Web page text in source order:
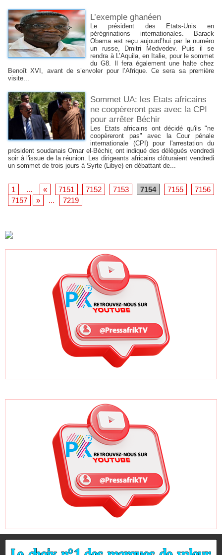
L’exemple ghanéen
Le président des Etats-Unis en
pérégrinations internationales. Barack
Obama est reçu aujourd’hui par le numéro
un russe, Dmitri Medvedev. Puis il se
rendra à L’Aquila, en Italie, pour le sommet
du G8. Il fera également une halte chez
Benoît XVI, avant de s’envoler pour l’Afrique. Ce sera sa première
visite...
Sommet UA: les Etats africains
ne coopèreront pas avec la CPI
pour arrêter Béchir
Les Etats africains ont décidé qu'ils "ne
coopèreront pas" avec la Cour pénale
internationale (CPI) pour l'arrestation du
président soudanais Omar el-Béchir, ont indiqué des délégués vendredi
soir à l'issue de la réunion. Les dirigeants africains clôturaient vendredi
un sommet de trois jours à Syrte (Libye) en débattant de...
1 ... « 7151 7152 7153 7154 7155
7156
7157
» ... 7219